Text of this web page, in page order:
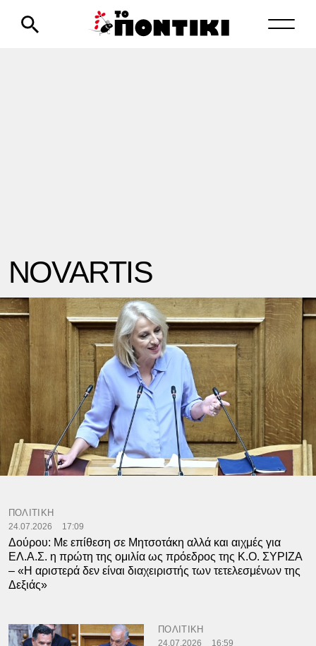
NOVARTIS
ΠΟΛΙΤΙΚΗ
24.07.2026 17:09
Δούρου: Με επίθεση σε Μητσοτάκη αλλά και αιχμές για
ΕΛ.Α.Σ. η πρώτη της ομιλία ως πρόεδρος της Κ.Ο. ΣΥΡΙΖΑ
– «Η αριστερά δεν είναι διαχειριστής των τετελεσμένων της
Δεξιάς»
ΠΟΛΙΤΙΚΗ
24.07.2026 16:59